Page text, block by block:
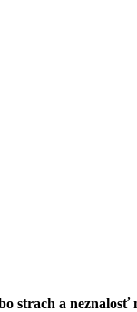
strach a